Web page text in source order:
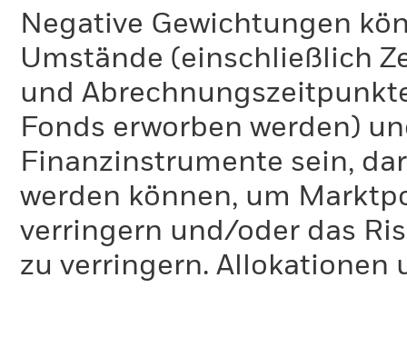
Negative Gewichtungen
Umstände (einschließlich
und
Fonds erworben werden)
Finanzinstrumente sein,
werden können, um
verringern und/oder das
zu verringern. Allokationen